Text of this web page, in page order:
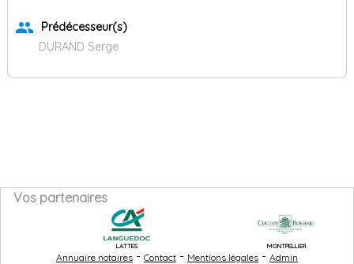
group
Prédécesseur(s)
DURAND Serge
Vos partenaires
LATTES MONTPELLIER
Annuaire notaires - Contact - Mentions légales - Admin